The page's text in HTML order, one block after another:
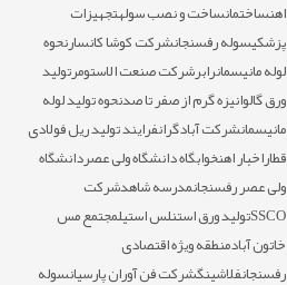
اهنساختمانساخت و نصب سولهتجهیزات
پزشکیسوله رفسنجانشرکت کوشا کانسارنحوه
لوله مانیسمانرابرشرکت صنعت الاستومرتولید
ورق گالوانیزه گرم از صفر تا صدنحوه تولید لوله
مانیسمانشرکت آبادگرانفرایند تولید ریل فولادی
قطاراخبار اهنخوابگاه دانشگاه ولی عصردانشگاه
ولی عصر رفسنجانمدرسه شاهدشرکت
SSCOتولید ورق استنلس استیلمجتمع مس
خاتون آبادمنطقه ویژه اقتصادی
رفسنجانفلاشینگشرکت فن آوران پارسیانسوله